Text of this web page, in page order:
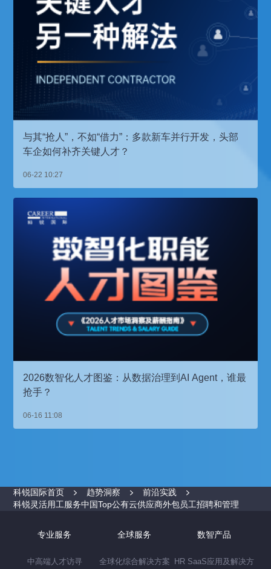
与其“抢人”，不如“借力”：多款新车并行开发，头部
车企如何补齐关键人才？
06-22 10:27
2026数智化人才图鉴：从数据治理到AI Agent，谁最
抢手？
06-16 11:08
科锐国际首页 趋势洞察
前沿实践
科锐灵活用工服务中国Top公有云供应商外包员工招聘和管理
专业服务
中高端人才访寻
全球服务
全球化综合解决方案
数智产品
HR SaaS应用及解决方